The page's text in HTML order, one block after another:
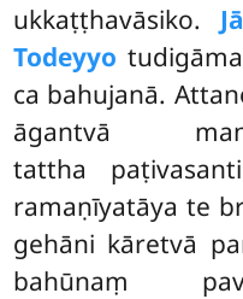
ukkaṭṭhavāsiko.
Todeyyo
ca bahujanā.
āgantvā
tattha
ramaṇīyatāya te
gehāni kāretvā
bahūnaṃ